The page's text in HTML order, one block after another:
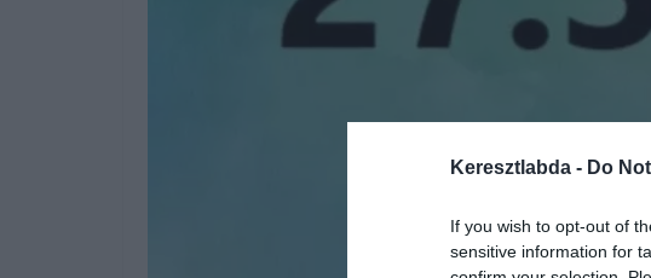
Keresztlabda - Do
If you wish to opt-out of
sensitive information for